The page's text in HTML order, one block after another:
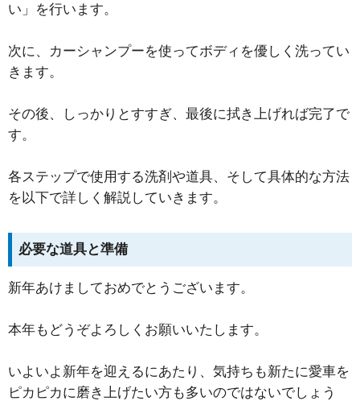
い」を行います。
次に、カーシャンプーを使ってボディを優しく洗ってい
きます。
その後、しっかりとすすぎ、最後に拭き上げれば完了で
す。
各ステップで使用する洗剤や道具、そして具体的な方法
を以下で詳しく解説していきます。
必要な道具と準備
新年あけましておめでとうございます。
本年もどうぞよろしくお願いいたします。
いよいよ新年を迎えるにあたり、気持ちも新たに愛車を
ピカピカに磨き上げたい方も多いのではないでしょう